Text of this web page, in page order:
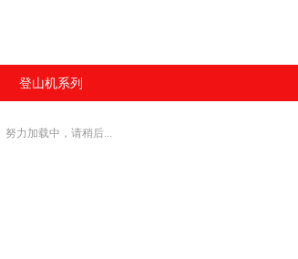
登山机系列
努力加载中，请稍后...